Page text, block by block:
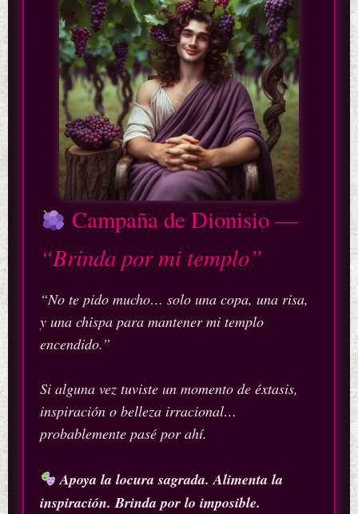
Campaña de Dionisio —
“Brinda por mi templo”
“No te pido mucho… solo una copa, una risa,
y una chispa para mantener mi templo
encendido.”
Si alguna vez tuviste un momento de éxtasis,
inspiración o belleza irracional…
probablemente pasé por ahí.
Apoya la locura sagrada. Alimenta la
inspiración. Brinda por lo imposible.